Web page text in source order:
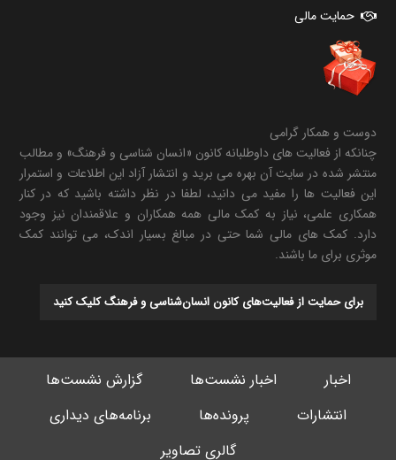
حمایت مالی
دوست و همکار گرامی
چنانکه از فعالیت های داوطلبانه کانون «انسان شناسی و فرهنگ» و مطالب
منتشر شده در سایت آن بهره می برید و انتشار آزاد این اطلاعات و استمرار
این فعالیت ها را مفید می دانید، لطفا در نظر داشته باشید که در کنار
همکاری علمی، نیاز به کمک مالی همه همکاران و علاقمندان نیز وجود
دارد. کمک های مالی شما حتی در مبالغ بسیار اندک، می توانند کمک
موثری برای ما باشند.
برای حمایت از فعالیت‌های کانون انسان‌شناسی و فرهنگ کلیک کنید
اخبار اخبار نشست‌ها
گزارش نشست‌ها
انتشارات
پرونده‌ها
برنامه‌های دیداری
گالری تصاویر